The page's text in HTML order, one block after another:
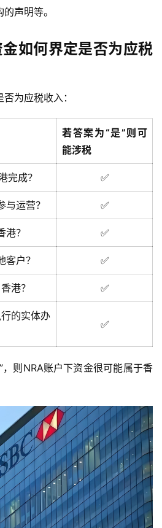
注册
声明等。
如何界定是否为应税
为应税收入：
若答案为“是”则可
能涉税
完成？ ✅
与运营？ ✅
？ ✅
户？ ✅
港？ ✅
的实体办
✅
，则NRA账户下资金很可能属于香